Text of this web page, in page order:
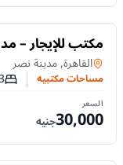
للايجار
مكتب للإيجار –
مساحات مكتبيهفيالقاهرة, مدينة نصر
مساحات مكتبيه
السعر
30,000جنيه